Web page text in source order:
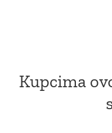
Kupcima